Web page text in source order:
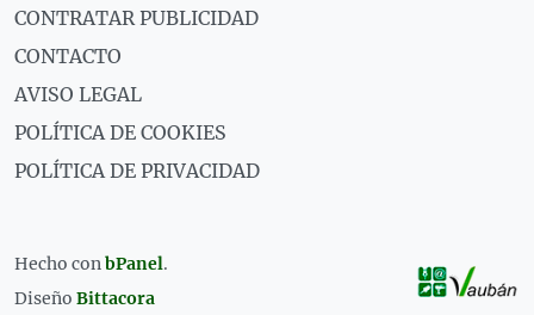
CONTRATAR PUBLICIDAD
CONTACTO
AVISO LEGAL
POLÍTICA DE COOKIES
POLÍTICA DE PRIVACIDAD
Hecho conbPanel.
Diseño Bittacora